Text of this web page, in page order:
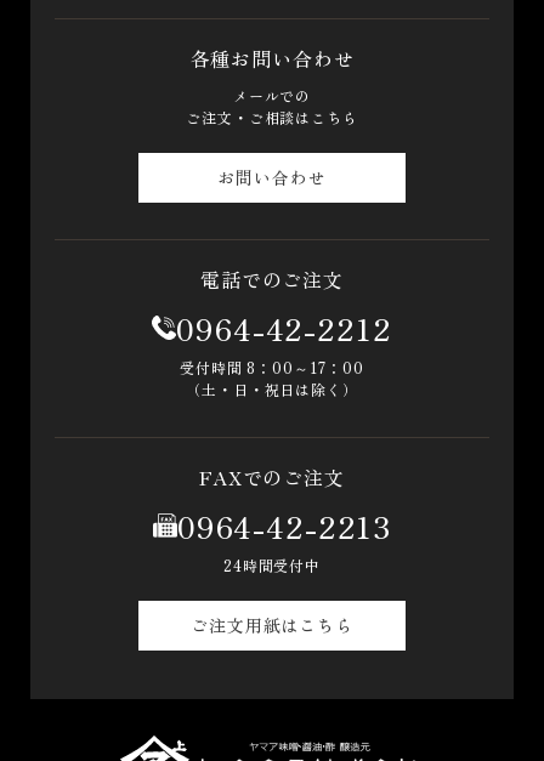
各種お問い合わせ
メールでの
ご注文・ご相談はこちら
お問い合わせ
電話でのご注文
0964-42-2212
受付時間 8：00～17：00
（土・日・祝日は除く）
FAXでのご注文
0964-42-2213
24時間受付中
ご注文用紙はこちら